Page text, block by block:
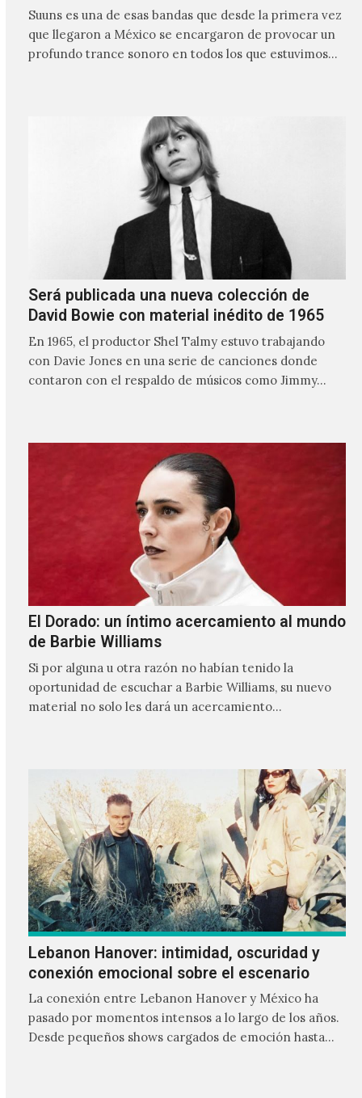
Suuns es una de esas bandas que desde la primera vez
que llegaron a México se encargaron de provocar un
profundo trance sonoro en todos los que estuvimos
Será publicada una nueva colección de
David Bowie con material inédito de 1965
En 1965, el productor Shel Talmy estuvo trabajando
con Davie Jones en una serie de canciones donde
contaron con el respaldo de músicos como Jimmy…
El Dorado: un íntimo acercamiento al mundo
de Barbie Williams
Si por alguna u otra razón no habían tenido la
oportunidad de escuchar a Barbie Williams, su nuevo
material no solo les dará un acercamiento…
Lebanon Hanover: intimidad, oscuridad y
conexión emocional sobre el escenario
La conexión entre Lebanon Hanover y México ha
pasado por momentos intensos a lo largo de los años.
Desde pequeños shows cargados de emoción hasta